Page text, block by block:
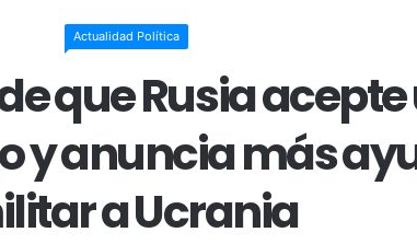
Actualidad Política
que Rusia
y anuncia más
a Ucrania